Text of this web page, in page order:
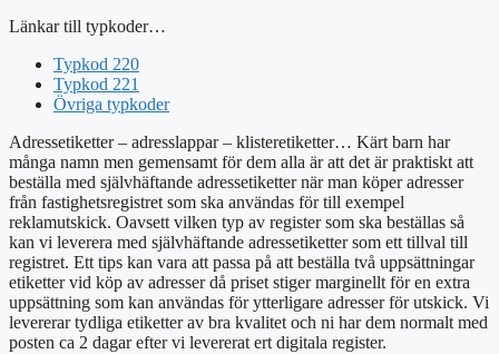
Länkar till typkoder…
Typkod 220
Typkod 221
Övriga typkoder
Adressetiketter – adresslappar – klisteretiketter… Kärt barn har
många namn men gemensamt för dem alla är att det är praktiskt att
beställa med självhäftande adressetiketter när man köper adresser
från fastighetsregistret som ska användas för till exempel
reklamutskick. Oavsett vilken typ av register som ska beställas så
kan vi leverera med självhäftande adressetiketter som ett tillval till
registret. Ett tips kan vara att passa på att beställa två uppsättningar
etiketter vid köp av adresser då priset stiger marginellt för en extra
uppsättning som kan användas för ytterligare adresser för utskick. Vi
levererar tydliga etiketter av bra kvalitet och ni har dem normalt med
posten ca 2 dagar efter vi levererat ert digitala register.